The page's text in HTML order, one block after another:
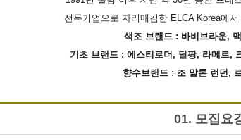
선두기업으로 자리매김한 ELCA Korea에
색조 브랜드 : 바비브라운,
기초 브랜드 : 에스티로더, 달팡, 라메르,
향수브랜드 : 조 말론 런던,
01. 모집요